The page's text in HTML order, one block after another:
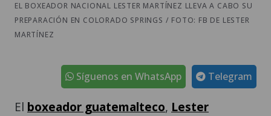
EL BOXEADOR NACIONAL LESTER MARTÍNEZ LLEVA A CABO SU
PREPARACIÓN EN COLORADO SPRINGS / FOTO: FB DE LESTER
MARTÍNEZ
Telegram
Síguenos en WhatsApp
El boxeador guatemalteco, Lester